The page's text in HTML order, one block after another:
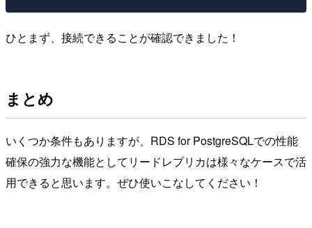
ひとまず、接続できることが確認できました！
まとめ
いくつか条件もありますが、RDS for PostgreSQLでの性能
確保の強力な機能としてリードレプリカは様々なケースで活
用できると思います。ぜひ使いこなしてください！